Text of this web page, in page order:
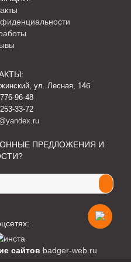
ул. Лесная, 14б
96-48
33-72
ПРЕДЛОЖЕНИЯ И
сайтов badger-web.ru